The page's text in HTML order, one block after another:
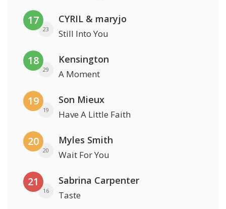
17
23
CYRIL & maryjo
Still Into You
18
29
Kensington
A Moment
19
19
Son Mieux
Have A Little Faith
20
20
Myles Smith
Wait For You
21
16
Sabrina Carpenter
Taste